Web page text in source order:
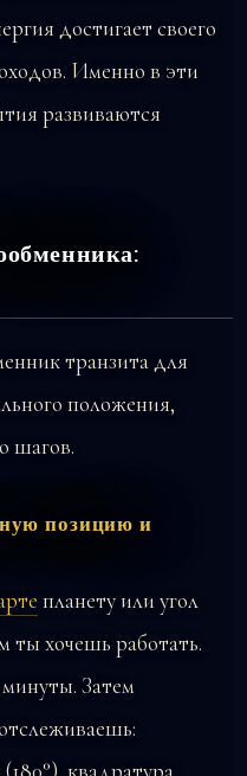
достигает своего
Именно в эти
развиваются
транзита для
положения,
шагов.
позицию и
планету или угол
хочешь работать.
Затем